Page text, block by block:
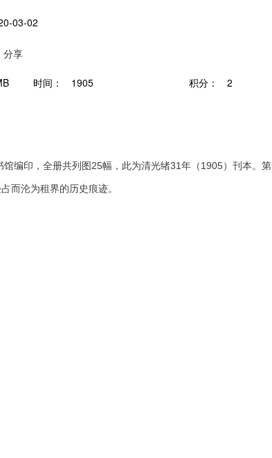
03-02
分享
时间： 1905 积分： 2
馆编印，全册共列图25幅，此为清光绪31年（1905）刊本
而沦为租界的历史痕迹。